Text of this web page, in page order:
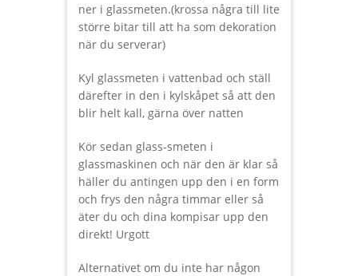
ner i glassmeten.(krossa några till lite
större bitar till att ha som dekoration
när du serverar)
Kyl glassmeten i vattenbad och ställ
därefter in den i kylskåpet så att den
blir helt kall, gärna över natten
Kör sedan glass-smeten i
glassmaskinen och när den är klar så
häller du antingen upp den i en form
och frys den några timmar eller så
äter du och dina kompisar upp den
direkt! Urgott
Alternativet om du inte har någon